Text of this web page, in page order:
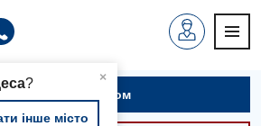
×
?
інше місто
на прийом